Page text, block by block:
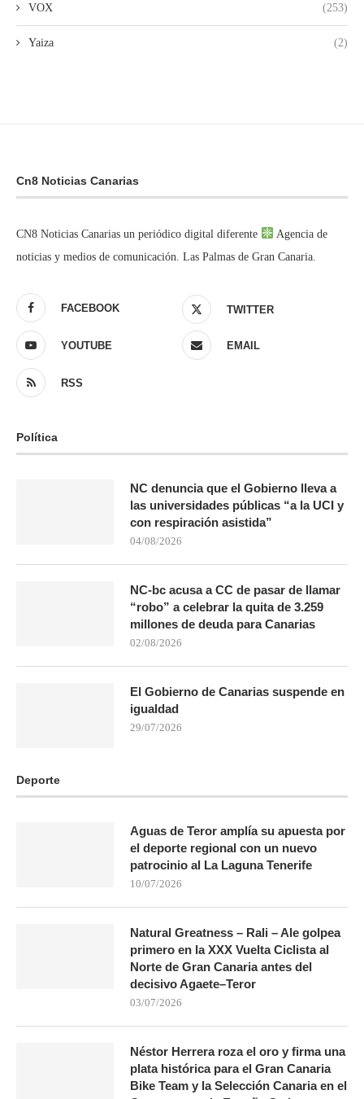
VOX (253)
Yaiza (2)
Cn8 Noticias Canarias
CN8 Noticias Canarias un periódico digital diferente
Agencia de
noticias y medios de comunicación. Las Palmas de Gran Canaria.
FACEBOOK TWITTER
YOUTUBE EMAIL
RSS
Política
NC denuncia que el Gobierno lleva a
las universidades públicas “a la UCI y
con respiración asistida”
04/08/2026
NC-bc acusa a CC de pasar de llamar
“robo” a celebrar la quita de 3.259
millones de deuda para Canarias
02/08/2026
El Gobierno de Canarias suspende en
igualdad
29/07/2026
Deporte
Aguas de Teror amplía su apuesta por
el deporte regional con un nuevo
patrocinio al La Laguna Tenerife
10/07/2026
Natural Greatness – Rali – Ale golpea
primero en la XXX Vuelta Ciclista al
Norte de Gran Canaria antes del
decisivo Agaete–Teror
03/07/2026
Néstor Herrera roza el oro y firma una
plata histórica para el Gran Canaria
Bike Team y la Selección Canaria en el